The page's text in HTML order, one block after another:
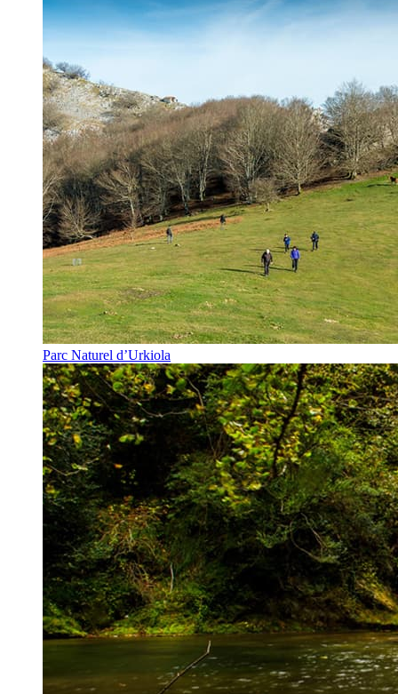
Parc Naturel d’Urkiola